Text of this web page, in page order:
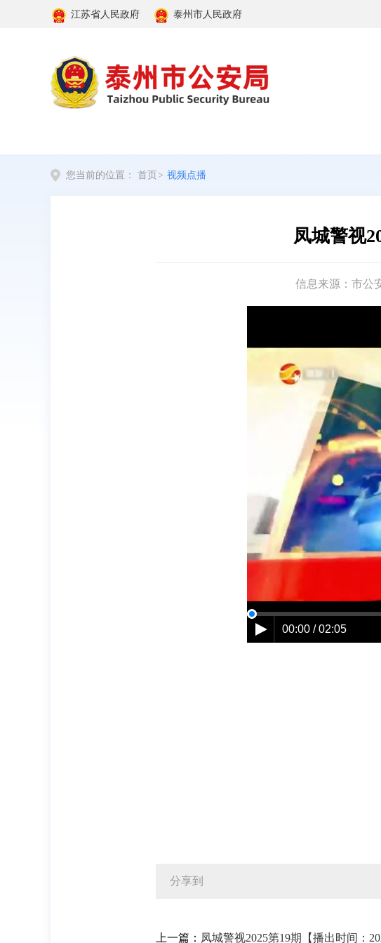
江苏省人民政府 泰州市人民政府
您当前的位置： 首页 > 视频点播
凤城警视
信息来源：市公
00:00 / 02:05
分享到
上一篇： 凤城警视2025第19期【播出时间：